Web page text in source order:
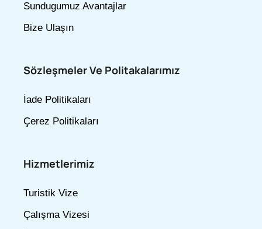
Sundugumuz Avantajlar
Bize Ulaşın
Sözleşmeler Ve Politakalarımız
İade Politikaları
Çerez Politikaları
Hizmetlerimiz
Turistik Vize
Çalışma Vizesi